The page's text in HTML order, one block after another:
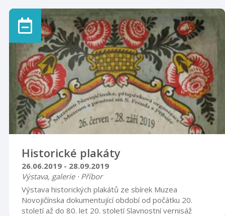
Historické plakáty
26.06.2019 - 28.09.2019
Výstava, galerie · Příbor
Výstava historických plakátů ze sbírek Muzea
Novojičínska dokumentující období od počátku 20.
století až do 80. let 20. století Slavnostní vernisáž